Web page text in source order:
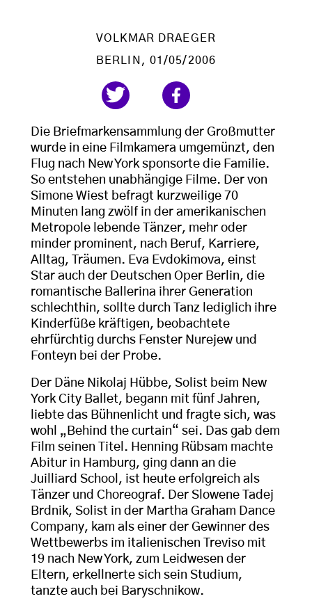
VOLKMAR DRAEGER
BERLIN , 01/05/2006
Die Briefmarkensammlung der Großmutter
wurde in eine Filmkamera umgemünzt, den
Flug nach New York sponsorte die Familie.
So entstehen unabhängige Filme. Der von
Simone Wiest befragt kurzweilige 70
Minuten lang zwölf in der amerikanischen
Metropole lebende Tänzer, mehr oder
minder prominent, nach Beruf, Karriere,
Alltag, Träumen. Eva Evdokimova, einst
Star auch der Deutschen Oper Berlin, die
romantische Ballerina ihrer Generation
schlechthin, sollte durch Tanz lediglich ihre
Kinderfüße kräftigen, beobachtete
ehrfürchtig durchs Fenster Nurejew und
Fonteyn bei der Probe.
Der Däne Nikolaj Hübbe, Solist beim New
York City Ballet, begann mit fünf Jahren,
liebte das Bühnenlicht und fragte sich, was
wohl „Behind the curtain“ sei. Das gab dem
Film seinen Titel. Henning Rübsam machte
Abitur in Hamburg, ging dann an die
Juilliard School, ist heute erfolgreich als
Tänzer und Choreograf. Der Slowene Tadej
Brdnik, Solist in der Martha Graham Dance
Company, kam als einer der Gewinner des
Wettbewerbs im italienischen Treviso mit
19 nach New York, zum Leidwesen der
Eltern, erkellnerte sich sein Studium,
tanzte auch bei Baryschnikow.